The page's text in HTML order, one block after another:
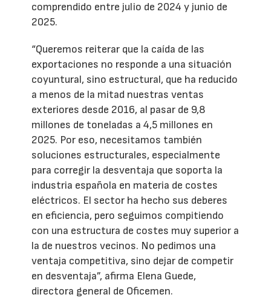
comprendido entre julio de 2024 y junio de
2025.
“Queremos reiterar que la caída de las
exportaciones no responde a una situación
coyuntural, sino estructural, que ha reducido
a menos de la mitad nuestras ventas
exteriores desde 2016, al pasar de 9,8
millones de toneladas a 4,5 millones en
2025. Por eso, necesitamos también
soluciones estructurales, especialmente
para corregir la desventaja que soporta la
industria española en materia de costes
eléctricos. El sector ha hecho sus deberes
en eficiencia, pero seguimos compitiendo
con una estructura de costes muy superior a
la de nuestros vecinos. No pedimos una
ventaja competitiva, sino dejar de competir
en desventaja”, afirma Elena Guede,
directora general de Oficemen.